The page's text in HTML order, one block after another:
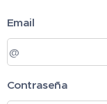
Email
Contraseña